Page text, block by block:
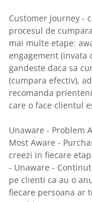
Customer Journey -
procesul de
mai multe etape:
engagement (invata
gandeste daca sa
(cumpara efectiv),
recomanda
care o face clientul
Unaware - Problem
Most Aware -
creezi in fiecare
- Unaware -
pe clienti ca au o
fiecare persoana ar